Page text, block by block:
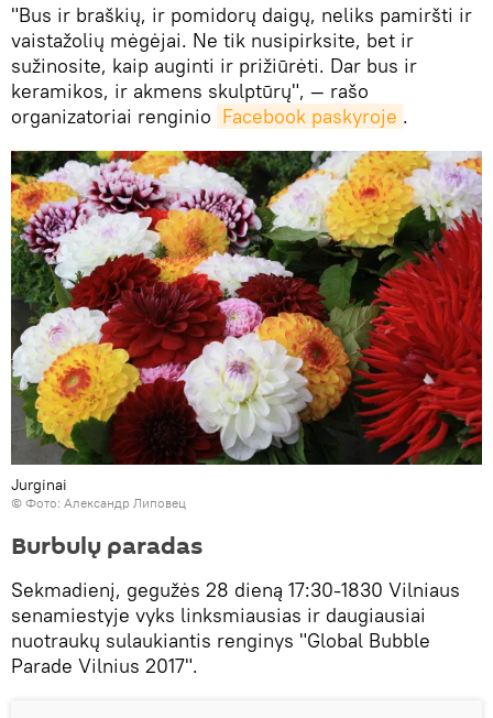
"Bus ir braškių, ir pomidorų daigų, neliks pamiršti ir
vaistažolių mėgėjai. Ne tik nusipirksite, bet ir
sužinosite, kaip auginti ir prižiūrėti. Dar bus ir
keramikos, ir akmens skulptūrų", — rašo
organizatoriai renginio Facebook paskyroje .
Jurginai
© Фото: Александр Липовец
Burbulų paradas
Sekmadienį, gegužės 28 dieną 17:30-1830 Vilniaus
senamiestyje vyks linksmiausias ir daugiausiai
nuotraukų sulaukiantis renginys "Global Bubble
Parade Vilnius 2017".